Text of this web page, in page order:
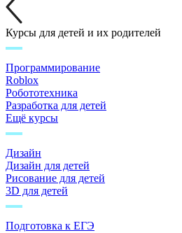
Курсы для детей и их родителей
Программирование
Roblox
Робототехника
Разработка для детей
Ещё курсы
Дизайн
Дизайн для детей
Рисование для детей
3D для детей
Подготовка к ЕГЭ